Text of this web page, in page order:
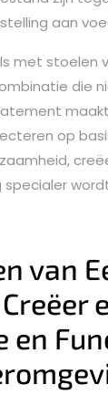
aan
met stoelen
die
op
van
en